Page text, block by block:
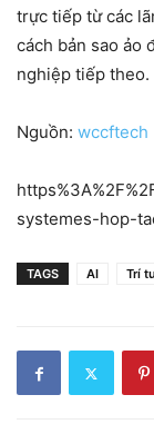
trực tiếp từ các
cách bản sao ảo
nghiệp tiếp theo.
Nguồn: wccftech
systemes-hop-
TAGS AI Trí